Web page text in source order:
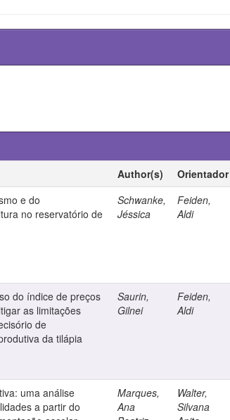
Author(s) Orientador
e do
no reservatório de
Schwanke,
Jéssica
Feiden,
Aldi
do índice de preços
as limitações
de
da tilápia
Saurin,
Gilnei
Feiden,
Aldi
uma análise
a partir do
Marques,
Ana
Walter,
Silvana